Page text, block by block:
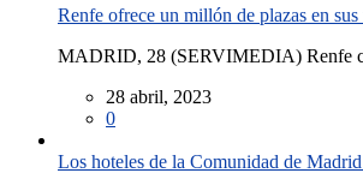
Renfe ofrece un millón de plazas en
MADRID, 28 (SERVIMEDIA) Renfe
28 abril, 2023
0
Los hoteles de la Comunidad de